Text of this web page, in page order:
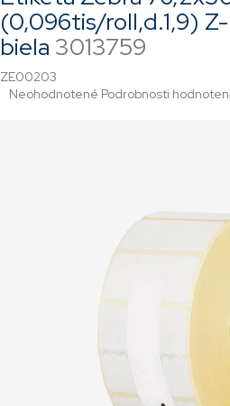
(0,096tis/roll,d.1,9)
biela 3013759
ZE00203
Priemerné
Neohodnotené Podrobnosti